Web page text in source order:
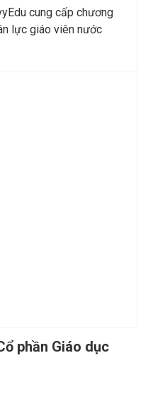
cung cấp chương
lực giáo viên nước
phần Giáo dục